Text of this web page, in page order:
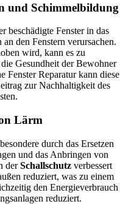
und Schimmelbildung
beschädigte Fenster in das
den Fenstern verursachen.
wird, kann es zu
Gesundheit der Bewohner
Fenster Reparatur kann diese
zur Nachhaltigkeit des
Lärm
durch das Ersetzen
und das Anbringen von
derSchallschutzverbessert
reduziert, was zu einem
den Energieverbrauch
reduziert.